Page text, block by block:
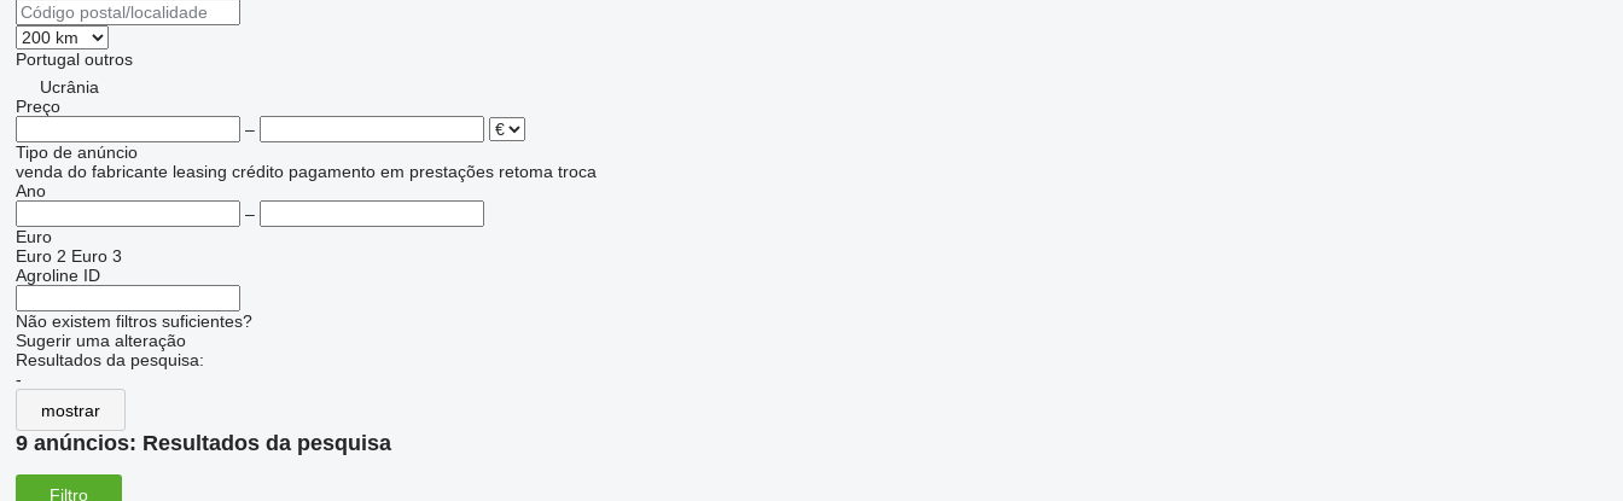
Portugal outros
Ucrânia
Preço
–
Tipo de anúncio
venda do fabricante leasing crédito pagamento em prestações retoma troca
Ano
–
Euro
Euro 2 Euro 3
Agroline ID
Não existem filtros suficientes?
Sugerir uma alteração
Resultados da pesquisa:
-
mostrar
9 anúncios: Resultados da pesquisa
Filtro